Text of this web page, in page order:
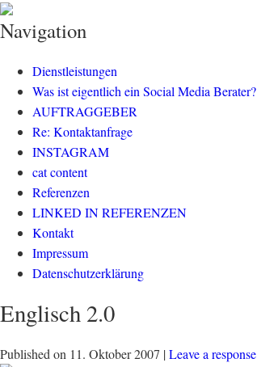
klisch.net
social media rockt
Navigation
Dienstleistungen
Was ist eigentlich ein Social Media Berater?
AUFTRAGGEBER
Re: Kontaktanfrage
INSTAGRAM
cat content
Referenzen
LINKED IN REFERENZEN
Kontakt
Impressum
Datenschutzerklärung
Englisch 2.0
Published on 11. Oktober 2007 |Leave a response